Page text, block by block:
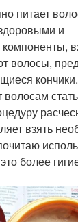
питает
и
волосы,
взять
более